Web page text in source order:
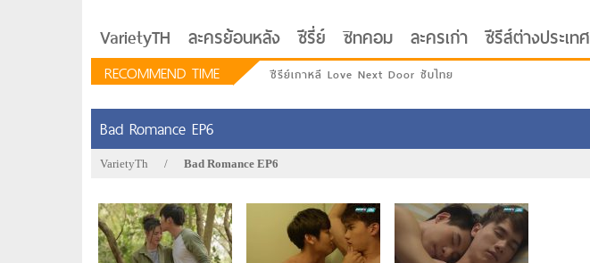
VarietyTH ละครย้อนหลัง ซีรี่ย์ ซิทคอม ละครเก่า ซีรีส์ต่างประเทศ
RECOMMEND TIME ซีรีย์เกาหลี Love Next Door ซับไทย
Bad Romance EP6
VarietyTh / Bad Romance EP6